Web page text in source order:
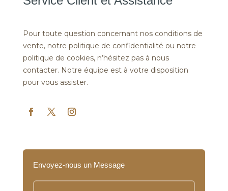
Pour toute question concernant nos conditions de
vente, notre politique de confidentialité ou notre
politique de cookies, n’hésitez pas à nous
contacter. Notre équipe est à votre disposition
pour vous assister.
Envoyez-nous un Message